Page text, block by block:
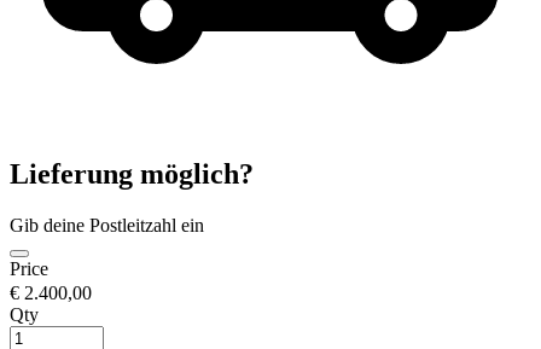
Lieferung möglich?
Gib deine Postleitzahl ein
Price
€ 2.400,00
Qty